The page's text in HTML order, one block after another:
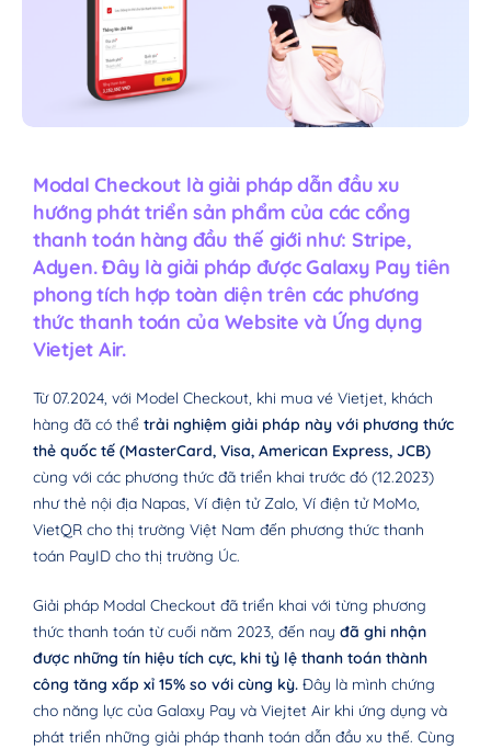
Modal Checkout là giải pháp dẫn đầu xu
hướng phát triển sản phẩm của các cổng
thanh toán hàng đầu thế giới như: Stripe,
Adyen. Đây là giải pháp được Galaxy Pay tiên
phong tích hợp toàn diện trên các phương
thức thanh toán của Website và Ứng dụng
Vietjet Air.
Từ 07.2024, với Model Checkout, khi mua vé Vietjet, khách
hàng đã có thể trải nghiệm giải pháp này với phương thức
thẻ quốc tế (MasterCard, Visa, American Express, JCB)
cùng với các phương thức đã triển khai trước đó (12.2023)
như thẻ nội địa Napas, Ví điện tử Zalo, Ví điện tử MoMo,
VietQR cho thị trường Việt Nam đến phương thức thanh
toán PayID cho thị trường Úc.
Giải pháp Modal Checkout đã triển khai với từng phương
thức thanh toán từ cuối năm 2023, đến nay đã ghi nhận
được những tín hiệu tích cực, khi tỷ lệ thanh toán thành
công tăng xấp xỉ 15% so với cùng kỳ. Đây là mình chứng
cho năng lực của Galaxy Pay và Viejtet Air khi ứng dụng và
phát triển những giải pháp thanh toán dẫn đầu xu thế. Cùng